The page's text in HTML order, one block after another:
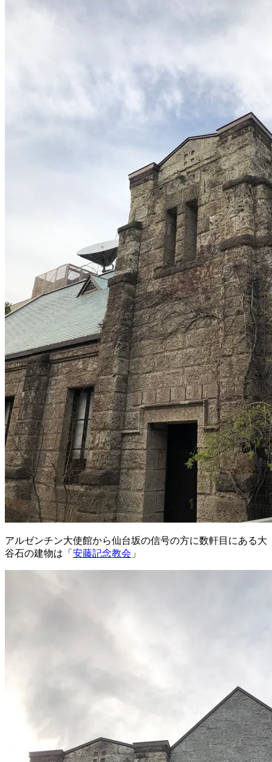
アルゼンチン大使館から仙台坂の信号の方に数軒目にある大
谷石の建物は「 安藤記念教会 」